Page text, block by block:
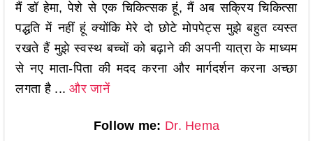
मैं डॉ हेमा, पेशे से एक चिकित्सक हूं, मैं अब सक्रिय चिकित्सा
पद्धति में नहीं हूं क्योंकि मेरे दो छोटे मोपपेट्स मुझे बहुत व्यस्त
रखते हैं मुझे स्वस्थ बच्चों को बढ़ाने की अपनी यात्रा के माध्यम
से नए माता-पिता की मदद करना और मार्गदर्शन करना अच्छा
लगता है ...और जानें
Follow me: Dr. Hema